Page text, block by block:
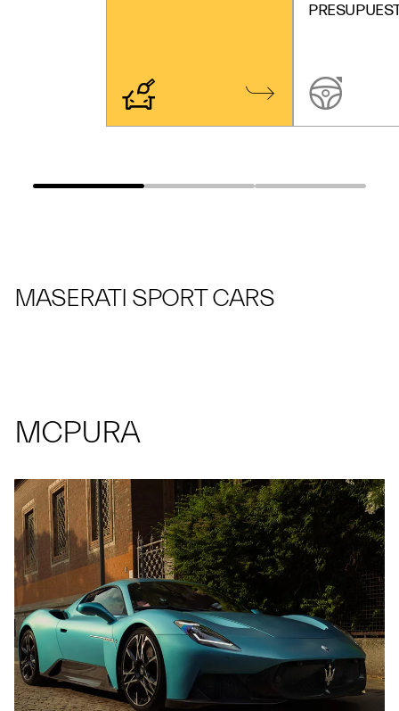
MASERATI SPORT CARS
MCPURA